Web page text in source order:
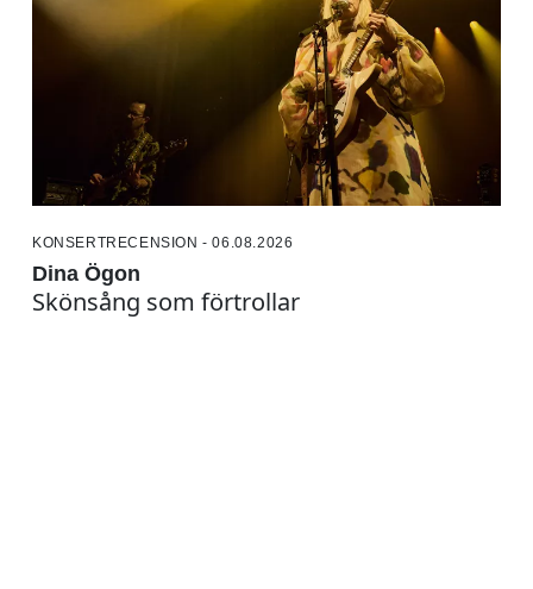
KONSERTRECENSION - 06.08.2026
Dina Ögon
Skönsång som förtrollar